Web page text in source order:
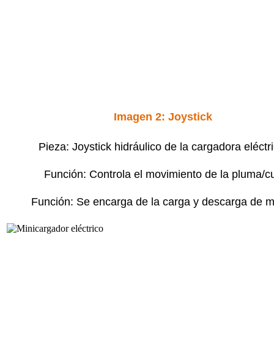
Imagen 2: Joystick
Pieza: Joystick hidráulico de la cargadora
Función: Controla el movimiento de la pluma/
Función: Se encarga de la carga y descarga de